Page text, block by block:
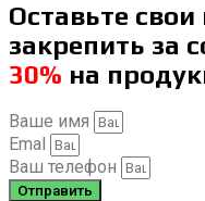
Оставьте
закрепить за
30% на
Ваше имя
Emal
Ваш телефон
Отправить